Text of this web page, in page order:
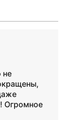
не
Огромное